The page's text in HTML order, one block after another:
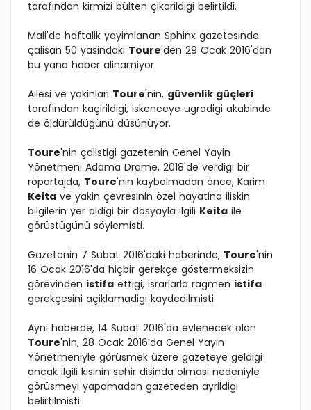
tarafindan kirmizi bülten çikarildigi belirtildi.
Mali'de haftalik yayimlanan Sphinx gazetesinde
çalisan 50 yasindaki Toure'den 29 Ocak 2016'dan
bu yana haber alinamiyor.
Ailesi ve yakinlari Toure'nin, güvenlik güçleri
tarafindan kaçirildigi, iskenceye ugradigi akabinde
de öldürüldügünü düsünüyor.
Toure'nin çalistigi gazetenin Genel Yayin
Yönetmeni Adama Drame, 2018'de verdigi bir
röportajda, Toure'nin kaybolmadan önce, Karim
Keita ve yakin çevresinin özel hayatina iliskin
bilgilerin yer aldigi bir dosyayla ilgili Keita ile
görüstügünü söylemisti.
Gazetenin 7 Subat 2016'daki haberinde, Toure'nin
16 Ocak 2016'da hiçbir gerekçe göstermeksizin
görevinden istifa ettigi, israrlarla ragmen istifa
gerekçesini açiklamadigi kaydedilmisti.
Ayni haberde, 14 Subat 2016'da evlenecek olan
Toure'nin, 28 Ocak 2016'da Genel Yayin
Yönetmeniyle görüsmek üzere gazeteye geldigi
ancak ilgili kisinin sehir disinda olmasi nedeniyle
görüsmeyi yapamadan gazeteden ayrildigi
belirtilmisti.